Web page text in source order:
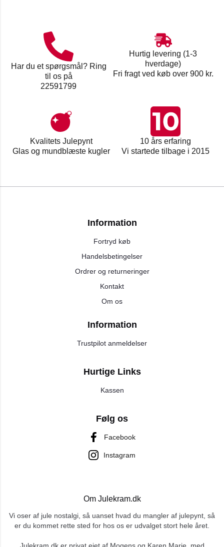
Har du et spørgsmål? Ring
til os på
22591799
Hurtig levering (1-3
hverdage)
Fri fragt ved køb over 900 kr.
Kvalitets Julepynt
Glas og mundblæste kugler
10 års erfaring
Vi startede tilbage i 2015
Om Julekram.dk
Vi oser af jule nostalgi, så uanset hvad du mangler af julepynt, så
er du kommet rette sted for hos os er udvalget stort hele året.
Julekram.dk er privat ejet af Mogens og Karen Marie, med
Information
Fortryd køb
Handelsbetingelser
Ordrer og returneringer
Kontakt
Om os
Information
Trustpilot anmeldelser
Hurtige Links
Kassen
Følg os
Facebook
Instagram